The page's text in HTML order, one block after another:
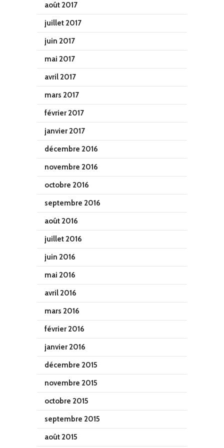
août 2017
juillet 2017
juin 2017
mai 2017
avril 2017
mars 2017
février 2017
janvier 2017
décembre 2016
novembre 2016
octobre 2016
septembre 2016
août 2016
juillet 2016
juin 2016
mai 2016
avril 2016
mars 2016
février 2016
janvier 2016
décembre 2015
novembre 2015
octobre 2015
septembre 2015
août 2015